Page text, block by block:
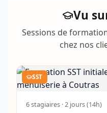
Vu
Sessions de
chez nos
SST
6stagiaires ·2 jours (14h)